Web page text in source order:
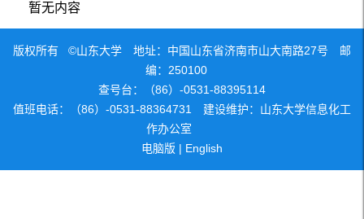
暂无内容
版权所有 ©山东大学 地址：中国山东省济南市山大南路27号 邮
编：250100
查号台：（86）-0531-88395114
值班电话：（86）-0531-88364731 建设维护：山东大学信息化工
作办公室
电脑版 | English